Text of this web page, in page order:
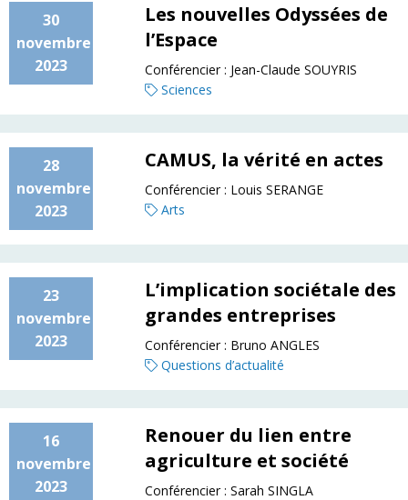
30
novembre
2023
Les nouvelles Odyssées de
l’Espace
Conférencier : Jean-Claude SOUYRIS
Sciences
28
novembre
2023
CAMUS, la vérité en actes
Conférencier : Louis SERANGE
Arts
23
novembre
2023
L’implication sociétale des
grandes entreprises
Conférencier : Bruno ANGLES
Questions d’actualité
16
novembre
2023
Renouer du lien entre
agriculture et société
Conférencier :Sarah SINGLA